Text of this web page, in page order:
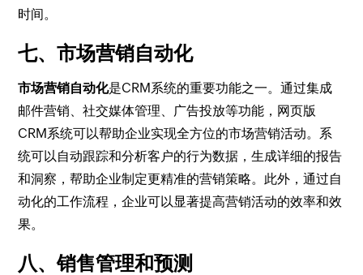
时间。
七、市场营销自动化
市场营销自动化是CRM系统的重要功能之一。通过集成
邮件营销、社交媒体管理、广告投放等功能，网页版
CRM系统可以帮助企业实现全方位的市场营销活动。系
统可以自动跟踪和分析客户的行为数据，生成详细的报告
和洞察，帮助企业制定更精准的营销策略。此外，通过自
动化的工作流程，企业可以显著提高营销活动的效率和效
果。
八、销售管理和预测